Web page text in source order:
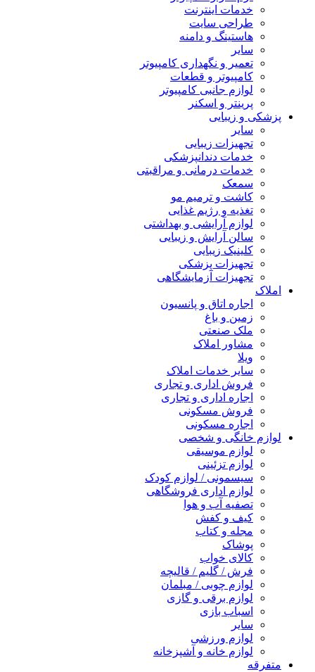
خدمات اینترنت
طراحی سایت
هاستینگ و دامنه
سایر
تعمیر و نگهداری کامپیوتر
کامپیوتر و قطعات
لوازم جانبی کامپیوتر
پرینتر و اسکنر
پزشکی و زیبایی
سایر
تجهیزات زیبایی
خدمات دندانپزشکی
خدمات درمانی و مراقبتی
سمعک
کاشت و ترمیم مو
تغذیه و رژیم غذایی
لوازم آرایشی و بهداشتی
سالن آرایش و زیبایی
کلینیک زیبایی
تجهیزات پزشکی
تجهیزات آزمایشگاهی
املاک
اجاره اتاق و پانسیون
زمین و باغ
ملک صنعتی
مشاور املاک
ویلا
سایر خدمات املاک
فروش اداری و تجاری
اجاره اداری و تجاری
فروش مسکونی
اجاره مسکونی
لوازم خانگی و شخصی
لوازم موسیقی
لوازم تزئینی
سیسمونی / لوازم کودک
لوازم اداری فروشگاهی
تصفیه آب و هوا
کیف و کفش
مجله و کتاب
پوشاک
کالای خواب
فرش / گلیم / قالیچه
لوازم چوبی / مبلمان
لوازم برقی و گازی
اسباب بازی
سایر
لوازم ورزشی
لوازم خانه و آشپزخانه
متفرقه